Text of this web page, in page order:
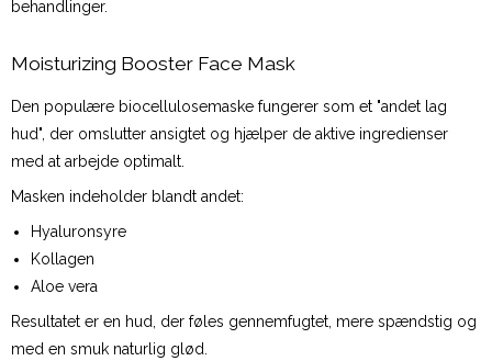
behandlinger.
Moisturizing Booster Face Mask
Den populære biocellulosemaske fungerer som et "andet lag
hud", der omslutter ansigtet og hjælper de aktive ingredienser
med at arbejde optimalt.
Masken indeholder blandt andet:
Hyaluronsyre
Kollagen
Aloe vera
Resultatet er en hud, der føles gennemfugtet, mere spændstig og
med en smuk naturlig glød.